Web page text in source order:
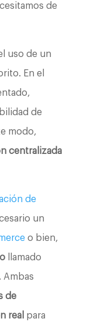
de
uso de un
En el
de
modo,
centralizada
de
un
o bien,
llamado
Ambas
de
real para